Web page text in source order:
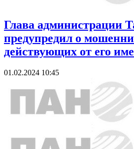
Глава администрации
предупредил о
действующих от его
01.02.2024 10:45